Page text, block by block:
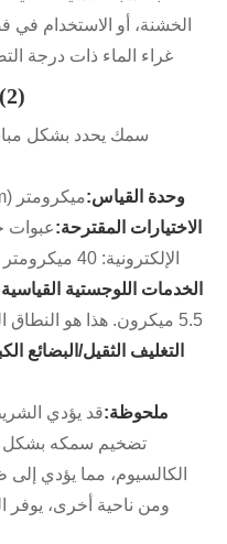
الخشنة، أو الاستخدام في
غراء الماء ذات درجة
(2) المقياس الرئيسي: السُمك
سمك يحدد بشكل
وحدة القياس:ميكرومتر (μm) أو "خيط" (خيط واحد = 10μm).
الاختيارات المقترحة:عبوات
الإلكترونية: 40 ميكرومتر - 45 ميكرومتر (حرير 4.0-4.5 مم).
الخدمات اللوجستية
5.5 ميكرون. هذا هو النطاق العام الأكثر فعالية من حيث التكلفة.
التغليف الثقيل/البضائع
ملحوظة:قد يؤدي
تضخيم سمكه بشكل
الكالسيوم، مما يؤدي إلى
ومن ناحية أخرى، يوفر